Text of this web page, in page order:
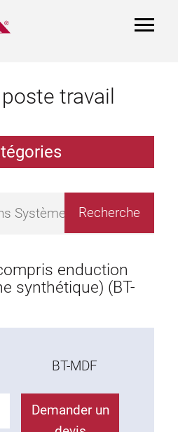
travail
enduction
synthétique) (BT-
BT-MDF
Demander un